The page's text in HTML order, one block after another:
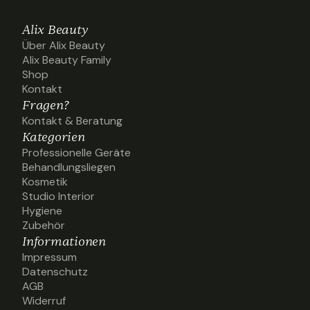
Alix Beauty
Über Alix Beauty
Über Alix Beauty
Alix Beauty Family
Alix Beauty Family
Shop
Shop
Kontakt
Kontakt
Fragen?
Kontakt & Beratung
Kontakt & Beratung
Kategorien
Professionelle Geräte
Professionelle Geräte
Behandlungsliegen
Behandlungsliegen
Kosmetik
Kosmetik
Studio Interior
Studio Interior
Hygiene
Hygiene
Zubehör
Zubehör
Informationen
Impressum
Impressum
Datenschutz
Datenschutz
AGB
AGB
Widerruf